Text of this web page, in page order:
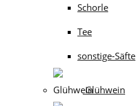
Schorle
Tee
sonstige-Säfte
Glühwein